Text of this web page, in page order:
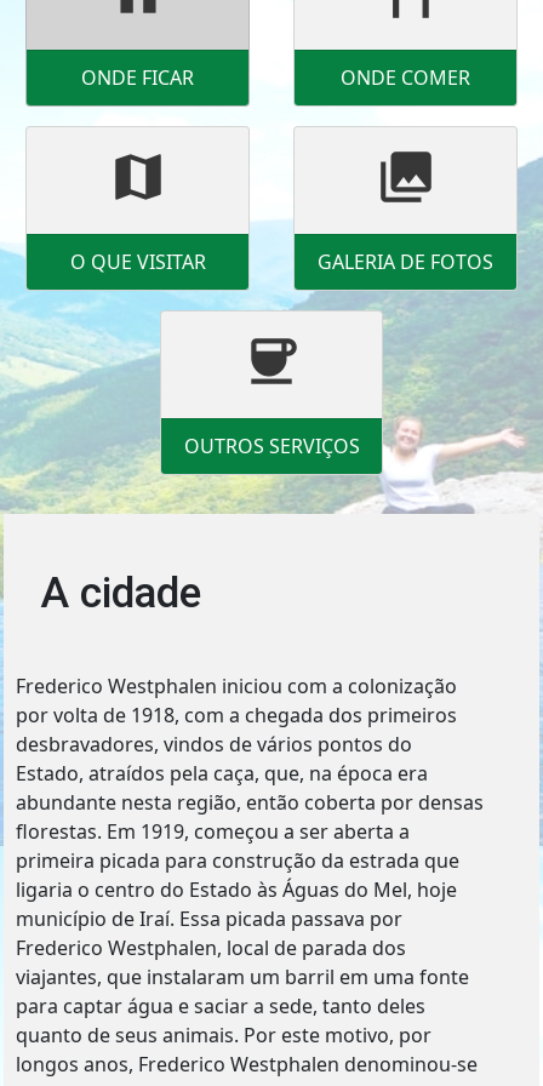
ONDE FICAR ONDE COMER
map
O QUE VISITAR
photo_library
GALERIA DE FOTOS
coffee
OUTROS SERVIÇOS
A cidade
Frederico Westphalen iniciou com a colonização
por volta de 1918, com a chegada dos primeiros
desbravadores, vindos de vários pontos do
Estado, atraídos pela caça, que, na época era
abundante nesta região, então coberta por densas
florestas. Em 1919, começou a ser aberta a
primeira picada para construção da estrada que
ligaria o centro do Estado às Águas do Mel, hoje
município de Iraí. Essa picada passava por
Frederico Westphalen, local de parada dos
viajantes, que instalaram um barril em uma fonte
para captar água e saciar a sede, tanto deles
quanto de seus animais. Por este motivo, por
longos anos, Frederico Westphalen denominou-se